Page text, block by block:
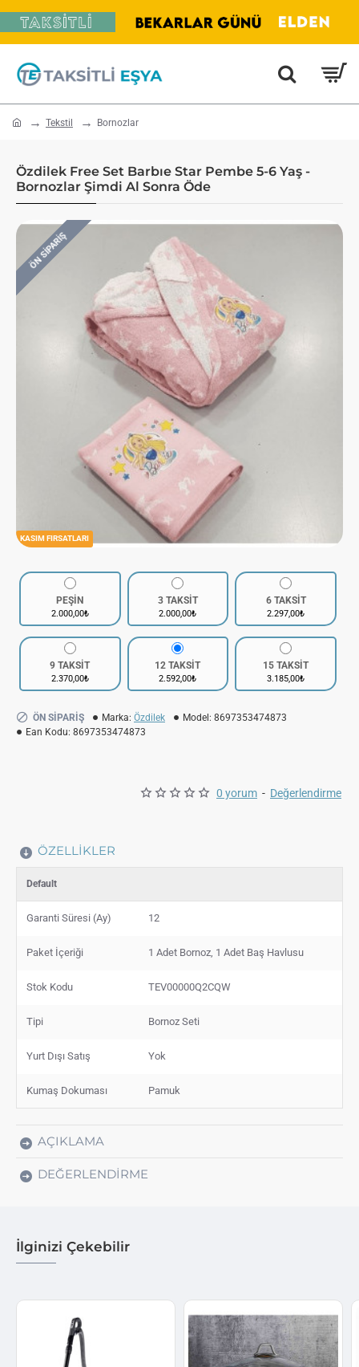
home Tekstil Bornozlar
Özdilek Free Set Barbıe Star Pembe 5-6 Yaş -
Bornozlar Şimdi Al Sonra Öde
KASIM FIRSATLARI
ÖN SIPARIŞ
0 yorum - Değerlendirme
PEŞİN
2.000,00₺
3 TAKSİT
2.000,00₺
6 TAKSİT
2.297,00₺
9 TAKSİT
2.370,00₺
12 TAKSİT
2.592,00₺
15 TAKSİT
3.185,00₺
ÖN SIPARIŞ Marka: Özdilek Model: 8697353474873
Ean Kodu: 8697353474873
ÖZELLIKLER
Default
Garanti Süresi (Ay) 12
Paket İçeriği 1 Adet Bornoz, 1 Adet Baş Havlusu
Stok Kodu TEV00000Q2CQW
Tipi Bornoz Seti
Yurt Dışı Satış Yok
Kumaş Dokuması Pamuk
AÇIKLAMA
DEĞERLENDIRME
İlginizi Çekebilir